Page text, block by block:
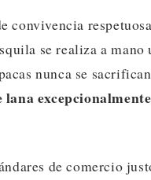
convivencia
se realiza a mano
nunca se
de comercio